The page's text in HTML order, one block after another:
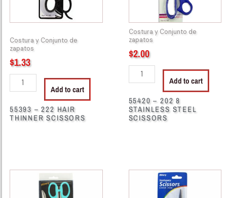
Costura y Conjunto de
zapatos
$1.33
Add to cart
55393 – 222 HAIR
THINNER SCISSORS
Costura y Conjunto de
zapatos
$2.00
Add to cart
55420 – 202 8
STAINLESS STEEL
SCISSORS
55432
55441